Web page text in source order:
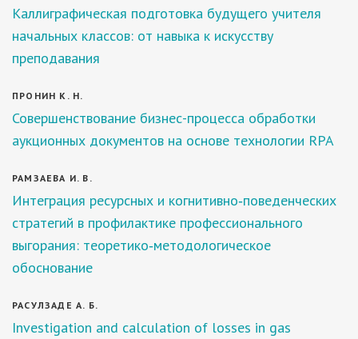
Каллиграфическая подготовка будущего учителя
начальных классов: от навыка к искусству
преподавания
ПРОНИН К. Н.
Совершенствование бизнес-процесса обработки
аукционных документов на основе технологии RPA
РАМЗАЕВА И. В.
Интеграция ресурсных и когнитивно‑поведенческих
стратегий в профилактике профессионального
выгорания: теоретико‑методологическое
обоснование
РАСУЛЗАДЕ А. Б.
Investigation and calculation of losses in gas